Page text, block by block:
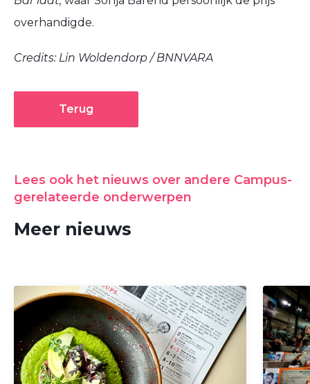
overhandigde.
Credits: Lin Woldendorp / BNNVARA
Terug
Lees ook het nieuws over andere Campus-
gerelateerde onderwerpen
Meer nieuws